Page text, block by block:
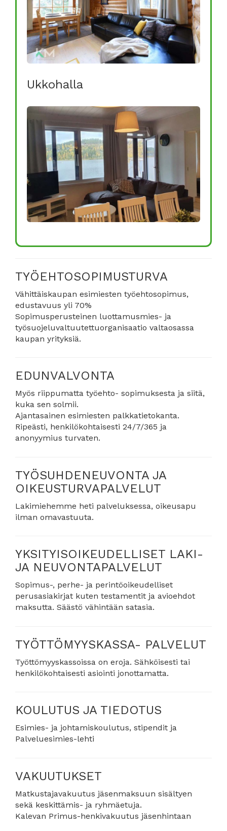
Ukkohalla
TYÖEHTOSOPIMUSTURVA
Vähittäiskaupan esimiesten työehtosopimus,
edustavuus yli 70%
Sopimusperusteinen luottamusmies- ja
työsuojeluvaltuutettuorganisaatio valtaosassa
kaupan yrityksiä.
EDUNVALVONTA
Myös riippumatta työehto- sopimuksesta ja siitä,
kuka sen solmii.
Ajantasainen esimiesten palkkatietokanta.
Ripeästi, henkilökohtaisesti 24/7/365 ja
anonyymius turvaten.
TYÖSUHDENEUVONTA JA
OIKEUSTURVAPALVELUT
Lakimiehemme heti palveluksessa, oikeusapu
ilman omavastuuta.
YKSITYISOIKEUDELLISET LAKI-
JA NEUVONTAPALVELUT
Sopimus-, perhe- ja perintöoikeudelliset
perusasiakirjat kuten testamentit ja avioehdot
maksutta. Säästö vähintään satasia.
TYÖTTÖMYYSKASSA- PALVELUT
Työttömyyskassoissa on eroja. Sähköisesti tai
henkilökohtaisesti asiointi jonottamatta.
KOULUTUS JA TIEDOTUS
Esimies- ja johtamiskoulutus, stipendit ja
Palveluesimies-lehti
VAKUUTUKSET
Matkustajavakuutus jäsenmaksuun sisältyen
sekä keskittämis- ja ryhmäetuja.
Kalevan Primus-henkivakuutus jäsenhintaan